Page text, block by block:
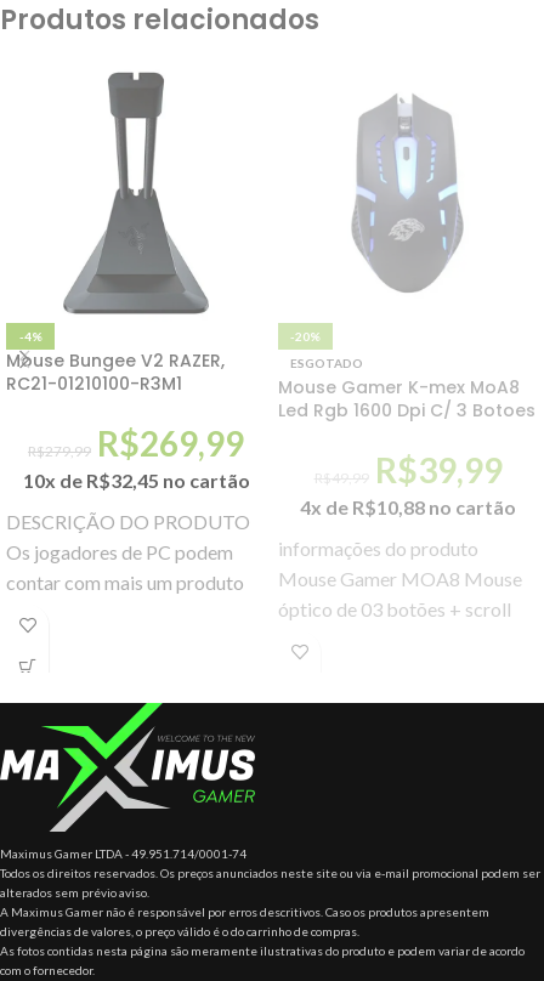
Produtos relacionados
-4%
Mouse Bungee V2 RAZER,
RC21-01210100-R3M1
R$279,99 R$269,99
10x de R$32,45 no cartão
DESCRIÇÃO DO PRODUTO
Os jogadores de PC podem
contar com mais um produto
da Razer para melhorar a
-20%
ESGOTADO
Mouse Gamer K-mex MoA8
Led Rgb 1600 Dpi C/ 3 Botoes
R$49,99 R$39,99
4x de R$10,88 no cartão
informações do produto
Mouse Gamer MOA8 Mouse
óptico de 03 botões + scroll
Sensibilidade de 800 – 1200 –
Maximus Gamer LTDA - 49.951.714/0001-74
Todos os direitos reservados. Os preços anunciados neste site ou via e-mail promocional podem ser
alterados sem prévio aviso.
A Maximus Gamer não é responsável por erros descritivos. Caso os produtos apresentem
divergências de valores, o preço válido é o do carrinho de compras.
As fotos contidas nesta página são meramente ilustrativas do produto e podem variar de acordo
com o fornecedor.